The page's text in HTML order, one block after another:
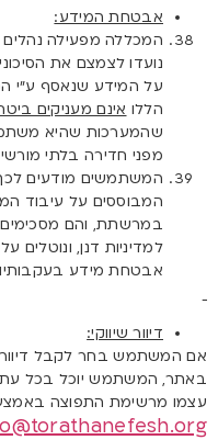
אבטחת המידע:
המכללה מפעילה
נועדו לצמצם את
על המידע שנאסף ע”י
הללו אינם מעניקים
שהמערכות שהיא
מפני חדירה בלתי
המשתמשים מודעים לכך
המבוססים על עיבוד
במרשתת, והם
למדיניות דנן, ונוטלים
אבטחת מידע
דיוור שיווקי:
אם המשתמש בחר לקבל דיוור
באתר, המשתמש יוכל בכל עת
עצמו מרשימת התפוצה